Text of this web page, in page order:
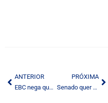
ANTERIOR
EBC nega que imbróglio do Fistel motivou recusa da propaganda das teles
PRÓXIMA
Senado quer restringir publicidade de empréstimo